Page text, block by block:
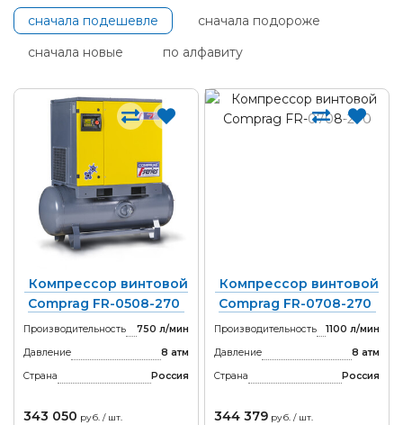
сначала подешевле
сначала подороже
сначала новые
по алфавиту
Компрессор винтовой
Comprag FR-0508-270
Производительность
750 л/мин
Давление
8 атм
Страна
Россия
343 050 руб. / шт.
Компрессор винтовой
Comprag FR-0708-270
Производительность
1100 л/мин
Давление
8 атм
Страна
Россия
344 379 руб. / шт.